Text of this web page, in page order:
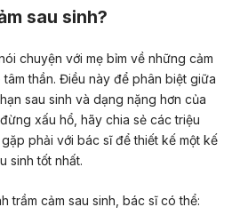
sau sinh?
chuyện với mẹ bỉm về những cảm
thần. Điều này để phân biệt giữa
sau sinh và dạng nặng hơn của
xấu hổ, hãy chia sẻ các triệu
phải với bác sĩ để thiết kế một kế
sinh tốt nhất.
trầm cảm sau sinh, bác sĩ có thể: